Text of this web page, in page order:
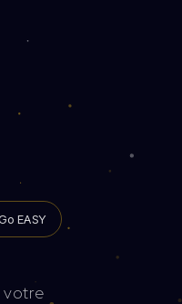
EASY
votre